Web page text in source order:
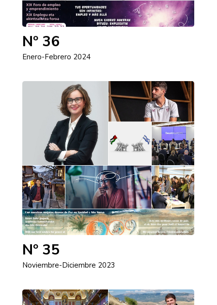
Nº 36
Enero-Febrero 2024
Nº 35
Noviembre-Diciembre 2023